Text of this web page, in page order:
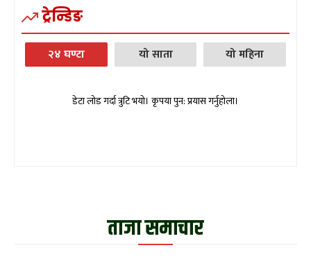
ट्रेन्डिङ
२४ घण्टा यो साता यो महिना
डेटा लोड गर्दा त्रुटि भयो। कृपया पुन: प्रयास गर्नुहोला।
ताजा समाचार